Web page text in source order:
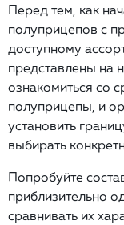
Перед тем, как
полуприцепов с
доступному
представлены на
ознакомиться со
полуприцепы, и
установить
выбирать
Попробуйте
приблизительно
сравнивать их